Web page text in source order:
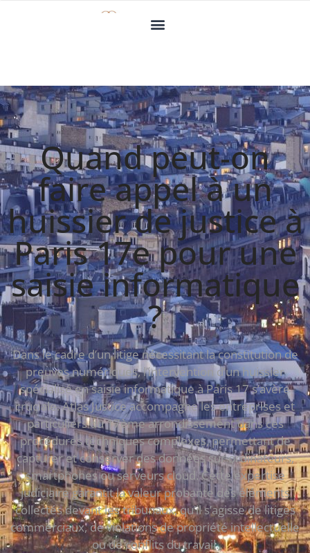
Quand peut-on
faire appel à un
huissier de justice à
Paris 17e pour une
saisie informatique
?
Dans le cadre d’un litige nécessitant la constitution de
preuves numériques, l’intervention d’un huissier
spécialisé en saisie informatique à Paris 17 s’avère
cruciale. Atlas Justice accompagne les entreprises et
particuliers du 17ème arrondissement dans ces
procédures techniques complexes, permettant de
capturer et conserver des données sur ordinateurs,
smartphones ou serveurs cloud. Cette expertise
judiciaire garantit la valeur probante des éléments
collectés devant les tribunaux, qu’il s’agisse de litiges
commerciaux, de violations de propriété intellectuelle
ou de conflits du travail.